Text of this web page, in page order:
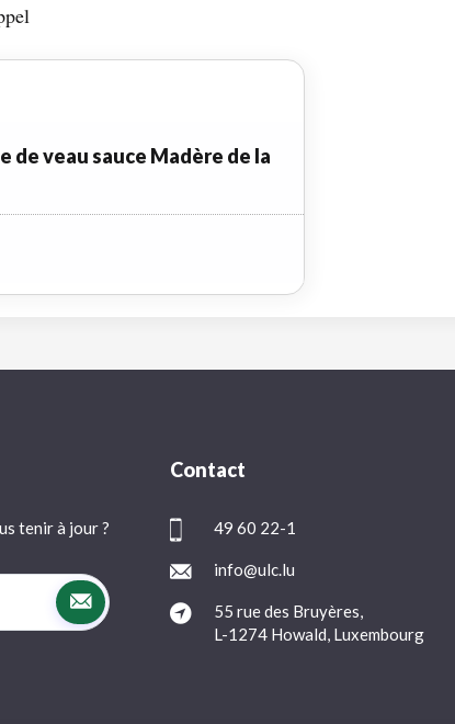
veau sauce Madère de la
tenir à jour ?
Contact
49 60 22-1
info@ulc.lu
55 rue des Bruyères,
L-1274 Howald, Luxembourg